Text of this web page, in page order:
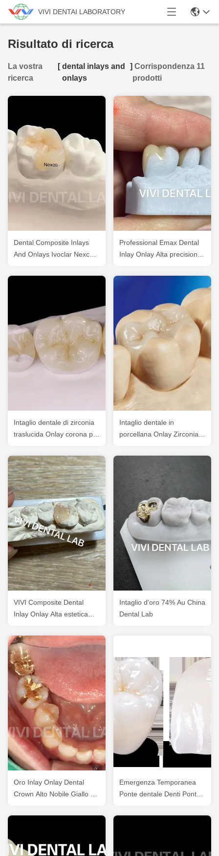
VIVI DENTAI LABORATORY
Risultato di ricerca
La vostra
ricerca
[dental inlays and
onlays
] Corrispondenza 11
prodotti
Dental Composite Inlays
And Onlays Ivoclar Nexco
Professional Emax Dental
Inlay Onlay Alta precisione
Intaglio dentale di zirconia
traslucida Onlay corona per
naturale della cavità
Intaglio dentale in
porcellana Onlay Zirconia
approvato
VIVI Composite Dental
Inlay Onlay Alta estetica
Intaglio d'oro 74% Au China
Dental Lab
Oro Inlay Onlay Dental
Crown Alto Nobile Giallo Ni
Emergenza Temporanea
Ponte dentale Denti Ponte